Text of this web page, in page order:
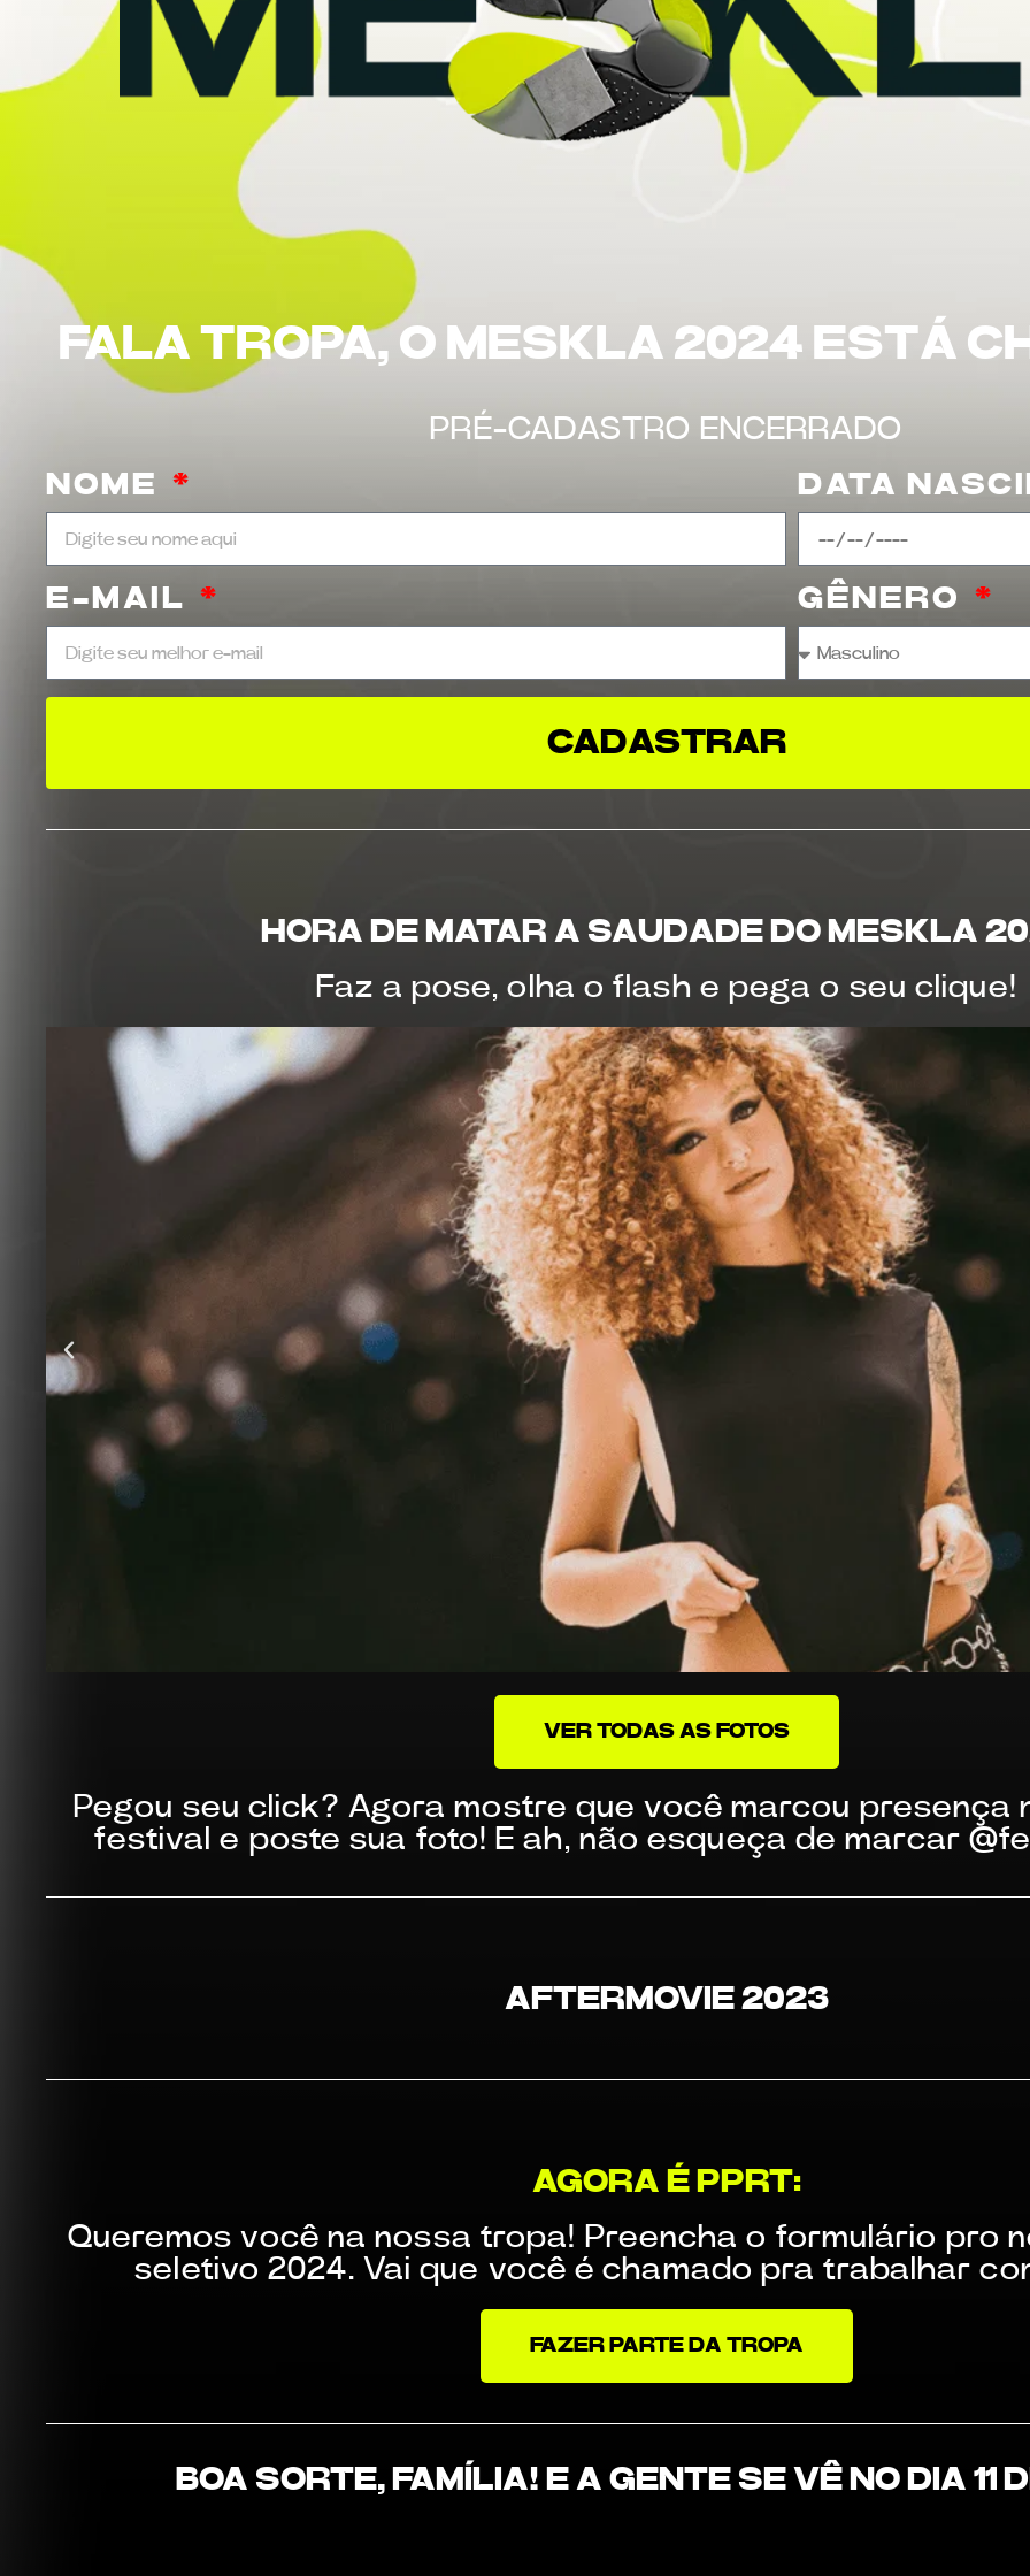
FALA TROPA, O MESKLA 2024 ESTÁ
PRÉ-CADASTRO ENCERRADO
NOME DATA
E-MAIL GÊNERO
CADASTRAR
HORA DE MATAR A SAUDADE DO MESKLA
Faz a pose, olha o flash e pega o seu clique!
VER TODAS AS FOTOS
Pegou seu click? Agora mostre que você marcou presença
festival e poste sua foto! E ah, não esqueça de marcar
AFTERMOVIE 2023
AGORA É PPRT:
Queremos você na nossa tropa! Preencha o formulário pro
seletivo 2024. Vai que você é chamado pra trabalhar
FAZER PARTE DA TROPA
BOA SORTE, FAMÍLIA! E A GENTE SE VÊ NO DIA 11